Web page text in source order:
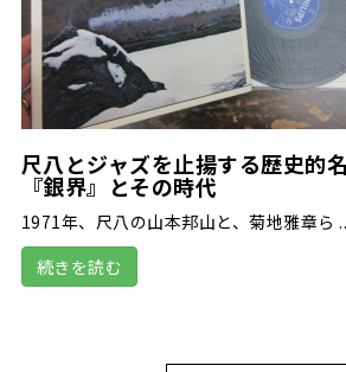
尺八とジャズを止揚する歴史的
『銀界』とその時代
1971年、尺八の山本邦山と、菊地雅章ら
続きを読む